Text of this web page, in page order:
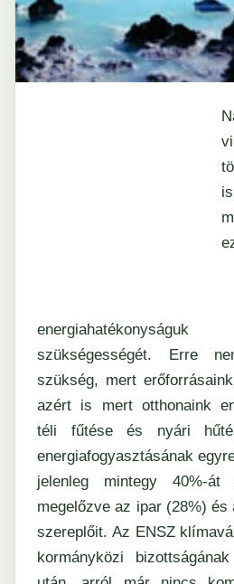
szükségességét. Erre
szükség, mert
azért is mert otthonaink
téli fűtése és nyári
energiafogyasztásának
jelenleg mintegy 40%-
megelőzve az ipar (28%) és
szereplőit. Az ENSZ
kormányközi